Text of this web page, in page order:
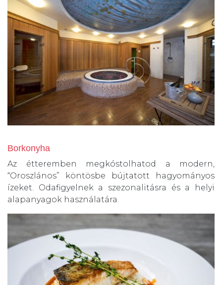
Borkonyha
Az étteremben megkóstolhatod a modern,
“Oroszlános” köntösbe bújtatott hagyományos
ízeket. Odafigyelnek a szezonalitásra és a helyi
alapanyagok használatára.